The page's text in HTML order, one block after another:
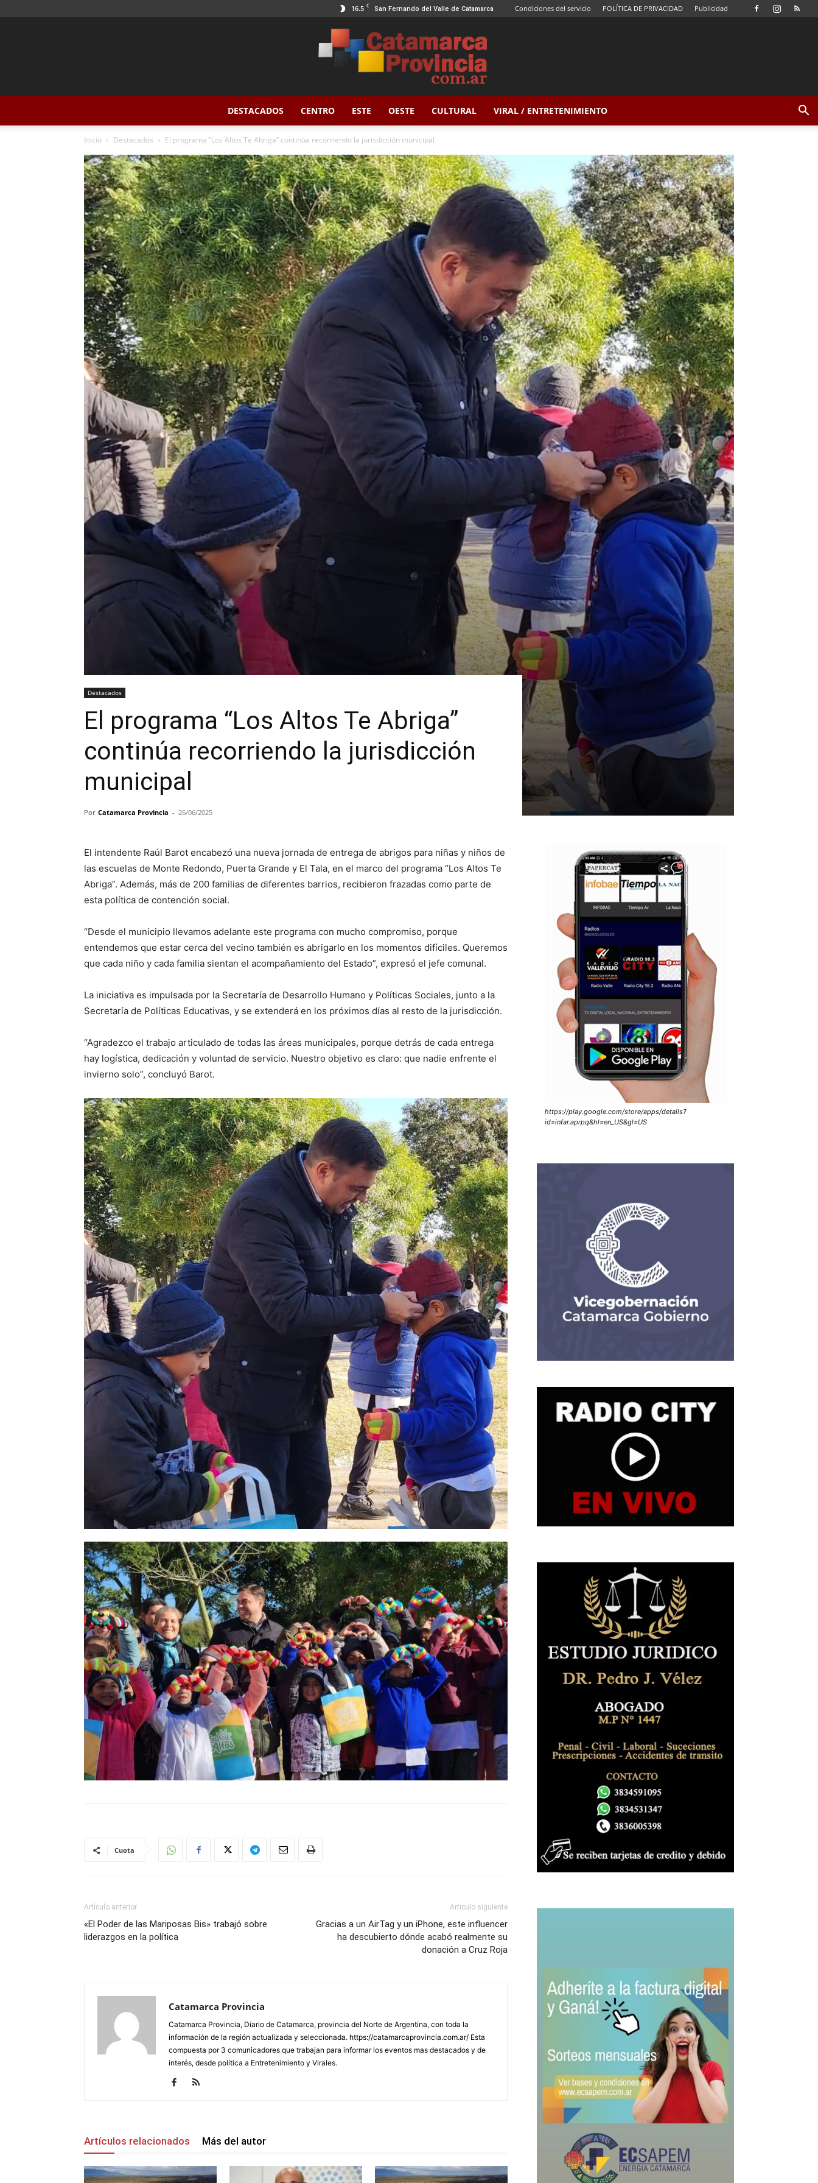
16.5 C San Fernando del Valle de Catamarca Condiciones del servicio POLÍTICA DE PRIVACIDAD Publicidad
Catamarca
Provincia
DESTACADOS CENTRO ESTE OESTE CULTURAL VIRAL / ENTRETENIMIENTO
Inicio Destacados El programa “Los Altos Te Abriga” continúa recorriendo la jurisdicción municipal
Destacados
El programa “Los Altos Te Abriga”
continúa recorriendo la jurisdicción
municipal
Por Catamarca Provincia - 26/06/2025
El intendente Raúl Barot encabezó una nueva jornada de entrega de abrigos para niñas y niños de
las escuelas de Monte Redondo, Puerta Grande y El Tala, en el marco del programa “Los Altos Te
Abriga”. Además, más de 200 familias de diferentes barrios, recibieron frazadas como parte de
esta política de contención social.
“Desde el municipio llevamos adelante este programa con mucho compromiso, porque
entendemos que estar cerca del vecino también es abrigarlo en los momentos difíciles. Queremos
que cada niño y cada familia sientan el acompañamiento del Estado”, expresó el jefe comunal.
La iniciativa es impulsada por la Secretaría de Desarrollo Humano y Políticas Sociales, junto a la
Secretaría de Políticas Educativas, y se extenderá en los próximos días al resto de la jurisdicción.
“Agradezco el trabajo articulado de todas las áreas municipales, porque detrás de cada entrega
hay logística, dedicación y voluntad de servicio. Nuestro objetivo es claro: que nadie enfrente el
invierno solo”, concluyó Barot.
Cuota
Artículo anterior
«El Poder de las Mariposas Bis» trabajó sobre
liderazgos en la política
Artículo siguiente
Gracias a un AirTag y un iPhone, este influencer
ha descubierto dónde acabó realmente su
donación a Cruz Roja
Catamarca Provincia
Catamarca Provincia, Diario de Catamarca, provincia del Norte de Argentina, con toda la
información de la región actualizada y seleccionada. https://catamarcaprovincia.com.ar/ Esta
compuesta por 3 comunicadores que trabajan para informar los eventos mas destacados y de
interés, desde política a Entretenimiento y Virales.
Artículos relacionados Más del autor
https://play.google.com/store/apps/details?
id=infar.aprpq&hl=en_US&gl=US